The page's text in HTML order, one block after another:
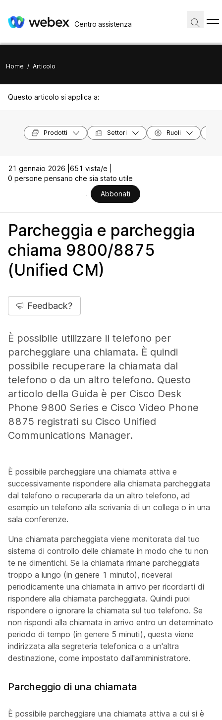
Centro assistenza
Home / Articolo
Questo articolo si applica a:
Prodotti Settori Ruoli
21 gennaio 2026 | 651 vista/e |
0 persone pensano che sia stato utile
Abbonati
Parcheggia e parcheggia
chiama 9800/8875
(Unified CM)
Feedback?
È possibile utilizzare il telefono per
parcheggiare una chiamata. È quindi
possibile recuperare la chiamata dal
telefono o da un altro telefono. Questo
articolo della Guida è per Cisco Desk
Phone 9800 Series e Cisco Video Phone
8875 registrati su Cisco Unified
Communications Manager.
È possibile parcheggiare una chiamata attiva e
successivamente rispondere alla chiamata parcheggiata
dal telefono o recuperarla da un altro telefono, ad
esempio un telefono alla scrivania di un collega o in una
sala conferenze.
Una chiamata parcheggiata viene monitorata dal tuo
sistema di controllo delle chiamate in modo che tu non
te ne dimentichi. Se la chiamata rimane parcheggiata
troppo a lungo (in genere 1 minuto), riceverai
periodicamente una chiamata in arrivo per ricordarti di
rispondere alla chiamata parcheggiata. Quindi puoi
rispondere o ignorare la chiamata sul tuo telefono. Se
non rispondi alla chiamata in arrivo entro un determinato
periodo di tempo (in genere 5 minuti), questa viene
indirizzata alla segreteria telefonica o a un'altra
destinazione, come impostato dall'amministratore.
Parcheggio di una chiamata
È possibile parcheggiare una chiamata attiva a cui si è